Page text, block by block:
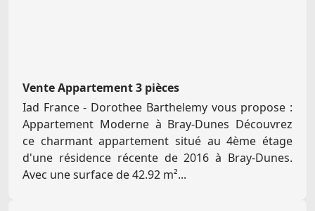
Vente Appartement 3 pièces
Iad France - Dorothee Barthelemy vous propose :
Appartement Moderne à Bray-Dunes Découvrez
ce charmant appartement situé au 4ème étage
d'une résidence récente de 2016 à Bray-Dunes.
Avec une surface de 42.92 m²...